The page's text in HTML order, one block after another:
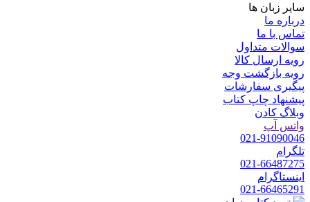
سایر زبان ها
درباره ما
تماس با ما
سوالات متداول
رویه ارسال کالا
رویه بازگشت وجه
پیگیری سفارشات
پیشنهاد چاپ کتاب
وبلاگ کادن
واتس آپ
021-91090046
تلگرام
021-66487275
اینستاگرام
021-66465291